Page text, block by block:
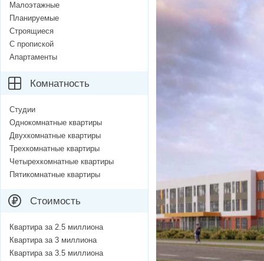
Малоэтажные
Планируемые
Строящиеся
С пропиской
Апартаменты
Комнатность
Студии
Однокомнатные квартиры
Двухкомнатные квартиры
Трехкомнатные квартиры
Четырехкомнатные квартиры
Пятикомнатные квартиры
Стоимость
Квартира за 2.5 миллиона
Квартира за 3 миллиона
Квартира за 3.5 миллиона